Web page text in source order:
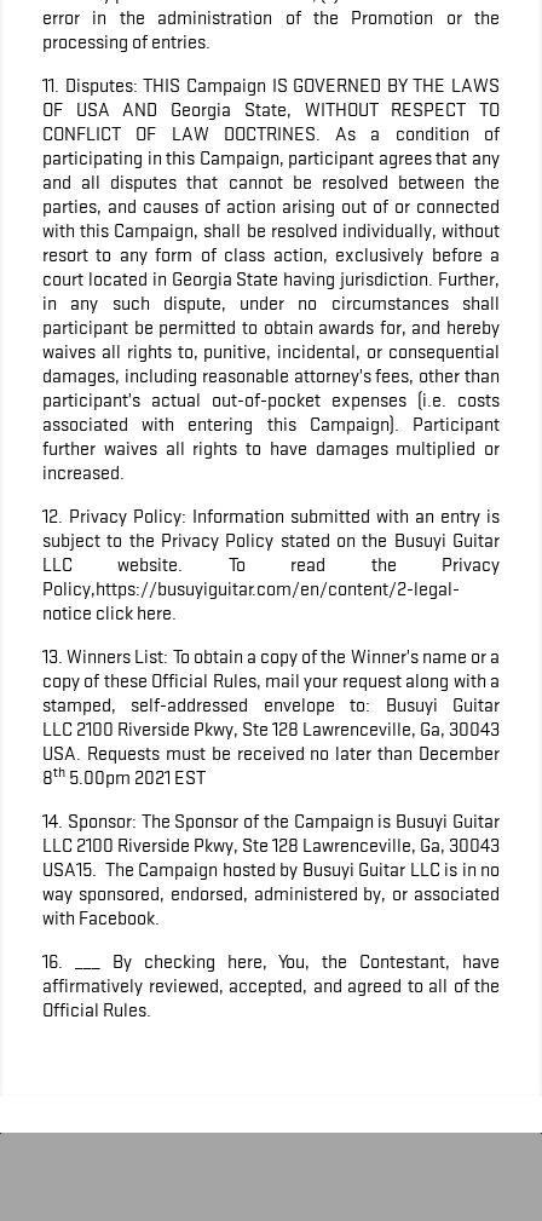
error in the administration of the Promotion or the
processing of entries.
11. Disputes: THIS Campaign IS GOVERNED BY THE LAWS
OF USA AND Georgia State, WITHOUT RESPECT TO
CONFLICT OF LAW DOCTRINES. As a condition of
participating in this Campaign, participant agrees that any
and all disputes that cannot be resolved between the
parties, and causes of action arising out of or connected
with this Campaign, shall be resolved individually, without
resort to any form of class action, exclusively before a
court located in Georgia State having jurisdiction. Further,
in any such dispute, under no circumstances shall
participant be permitted to obtain awards for, and hereby
waives all rights to, punitive, incidental, or consequential
damages, including reasonable attorney’s fees, other than
participant’s actual out-of-pocket expenses (i.e. costs
associated with entering this Campaign). Participant
further waives all rights to have damages multiplied or
increased.
12. Privacy Policy: Information submitted with an entry is
subject to the Privacy Policy stated on the Busuyi Guitar
LLC website. To read the Privacy
Policy,https://busuyiguitar.com/en/content/2-legal-
notice click here.
13. Winners List: To obtain a copy of the Winner’s name or a
copy of these Official Rules, mail your request along with a
stamped, self-addressed envelope to: Busuyi Guitar
LLC 2100 Riverside Pkwy, Ste 128 Lawrenceville, Ga, 30043
USA. Requests must be received no later than December
8th 5.00pm 2021 EST
14. Sponsor: The Sponsor of the Campaign is Busuyi Guitar
LLC 2100 Riverside Pkwy, Ste 128 Lawrenceville, Ga, 30043
USA15. The Campaign hosted by Busuyi Guitar LLC is in no
way sponsored, endorsed, administered by, or associated
with Facebook.
16. ___ By checking here, You, the Contestant, have
affirmatively reviewed, accepted, and agreed to all of the
Official Rules.